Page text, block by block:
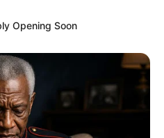
Bikin
Opening Soon